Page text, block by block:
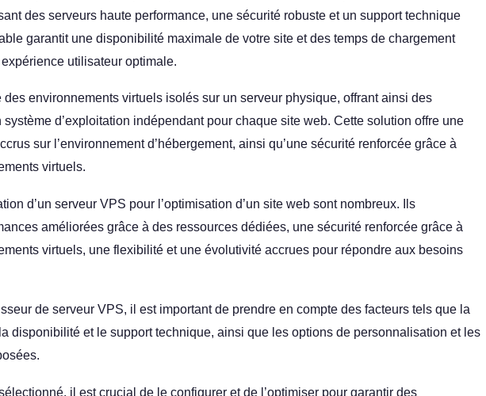
des serveurs haute performance, une sécurité robuste et un support technique
garantit une disponibilité maximale de votre site et des temps de chargement
utilisateur optimale.
des environnements virtuels isolés sur un serveur physique, offrant ainsi des
d’exploitation indépendant pour chaque site web. Cette solution offre une
sur l’environnement d’hébergement, ainsi qu’une sécurité renforcée grâce à
virtuels.
d’un serveur VPS pour l’optimisation d’un site web sont nombreux. Ils
améliorées grâce à des ressources dédiées, une sécurité renforcée grâce à
virtuels, une flexibilité et une évolutivité accrues pour répondre aux besoins
de serveur VPS, il est important de prendre en compte des facteurs tels que la
disponibilité et le support technique, ainsi que les options de personnalisation et les
il est crucial de le configurer et de l’optimiser pour garantir des